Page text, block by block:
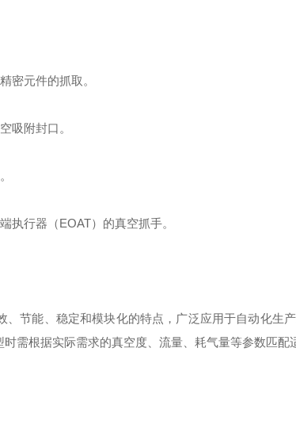
密元件的抓取。
吸附封口。
执行器（EOAT）的真空抓手。
、节能、稳定和模块化的特点，广泛应用于自动化生
需根据实际需求的真空度、流量、耗气量等参数匹配